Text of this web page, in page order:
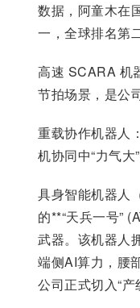
数据，阿童木在
一，全球排名第二
高速 SCARA 机
节拍场景，是公
重载协作机器人
机协同中“力气大
具身智能机器人
的**“天兵一号”
武器。该机器人
端侧AI算力，腰
公司正式切入“产